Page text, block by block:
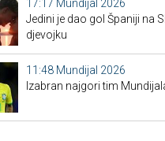
17:17 Mundijal 2026
Jedini je dao gol Španiji na
djevojku
11:48 Mundijal 2026
Izabran najgori tim